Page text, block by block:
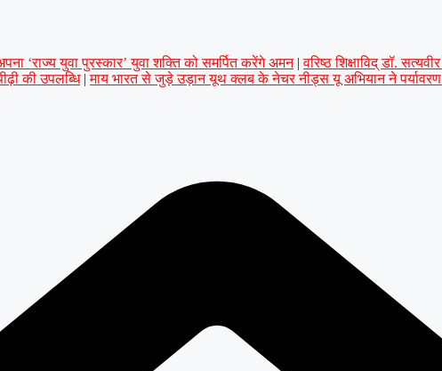
‘राज्य युवा पुरस्कार’ युवा शक्ति को समर्पित करेंगे अमन | वरिष्ठ शिक्षाविद् डॉ.
की उपलब्धि | माय भारत से जुड़े उड़ान यूथ क्लब के नेचर नीड्स यू अभियान ने